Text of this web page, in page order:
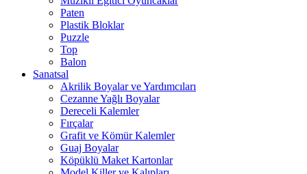
Paten
Plastik Bloklar
Puzzle
Top
Balon
Sanatsal
Akrilik Boyalar ve Yardımcıları
Cezanne Yağlı Boyalar
Dereceli Kalemler
Fırçalar
Grafit ve Kömür Kalemler
Guaj Boyalar
Köpüklü Maket Kartonlar